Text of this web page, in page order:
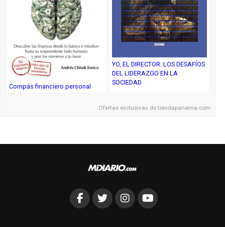
Compás financiero personal
YO, EL DIRECTOR. LOS DESAFÍOS
DEL LIDERAZGO EN LA
SOCIEDAD
Ofertas exclusivas detiendapanama.com